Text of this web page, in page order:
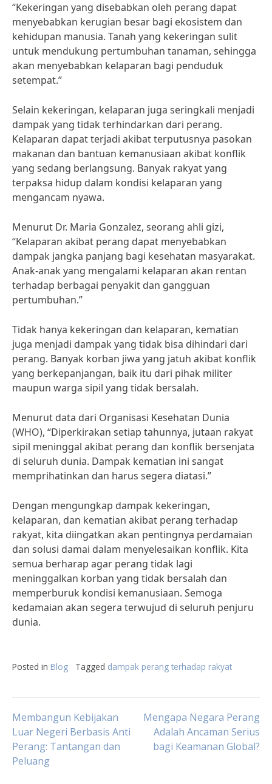
“Kekeringan yang disebabkan oleh perang dapat
menyebabkan kerugian besar bagi ekosistem dan
kehidupan manusia. Tanah yang kekeringan sulit
untuk mendukung pertumbuhan tanaman, sehingga
akan menyebabkan kelaparan bagi penduduk
setempat.”
Selain kekeringan, kelaparan juga seringkali menjadi
dampak yang tidak terhindarkan dari perang.
Kelaparan dapat terjadi akibat terputusnya pasokan
makanan dan bantuan kemanusiaan akibat konflik
yang sedang berlangsung. Banyak rakyat yang
terpaksa hidup dalam kondisi kelaparan yang
mengancam nyawa.
Menurut Dr. Maria Gonzalez, seorang ahli gizi,
“Kelaparan akibat perang dapat menyebabkan
dampak jangka panjang bagi kesehatan masyarakat.
Anak-anak yang mengalami kelaparan akan rentan
terhadap berbagai penyakit dan gangguan
pertumbuhan.”
Tidak hanya kekeringan dan kelaparan, kematian
juga menjadi dampak yang tidak bisa dihindari dari
perang. Banyak korban jiwa yang jatuh akibat konflik
yang berkepanjangan, baik itu dari pihak militer
maupun warga sipil yang tidak bersalah.
Menurut data dari Organisasi Kesehatan Dunia
(WHO), “Diperkirakan setiap tahunnya, jutaan rakyat
sipil meninggal akibat perang dan konflik bersenjata
di seluruh dunia. Dampak kematian ini sangat
memprihatinkan dan harus segera diatasi.”
Dengan mengungkap dampak kekeringan,
kelaparan, dan kematian akibat perang terhadap
rakyat, kita diingatkan akan pentingnya perdamaian
dan solusi damai dalam menyelesaikan konflik. Kita
semua berharap agar perang tidak lagi
meninggalkan korban yang tidak bersalah dan
memperburuk kondisi kemanusiaan. Semoga
kedamaian akan segera terwujud di seluruh penjuru
dunia.
Posted in Blog Tagged dampak perang terhadap rakyat
Post
navigation
Membangun Kebijakan
Luar Negeri Berbasis Anti
Perang: Tantangan dan
Peluang
Mengapa Negara Perang
Adalah Ancaman Serius
bagi Keamanan Global?